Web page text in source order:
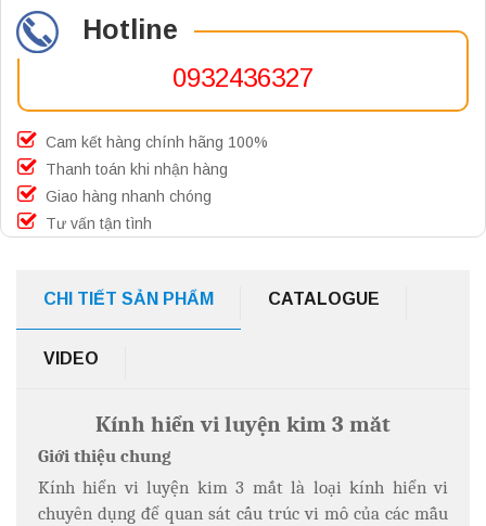
Hotline
0932436327
Cam kết hàng chính hãng 100%
Thanh toán khi nhận hàng
Giao hàng nhanh chóng
Tư vấn tận tình
CHI TIẾT SẢN PHẨM CATALOGUE
VIDEO
Kính hiển vi luyện kim 3 mắt
Giới thiệu chung
Kính hiển vi luyện kim 3 mắt là loại kính hiển vi
chuyên dụng để quan sát cấu trúc vi mô của các mẫu